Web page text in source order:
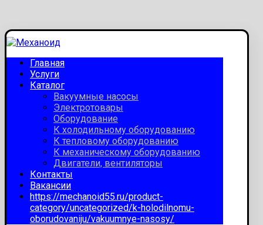
Главная
Услуги
Каталог
Вакуумные насосы
Электротовары
Оборудование
К холодильному оборудованию
К тепловому оборудованию
К механическому оборудованию
Двигатели, вентиляторы
Контакты
Вакансии
https://mechanoid55.ru/product-
category/uncategorized/k-holodilnomu-
oborudovaniju/vakuumnye-nasosy/